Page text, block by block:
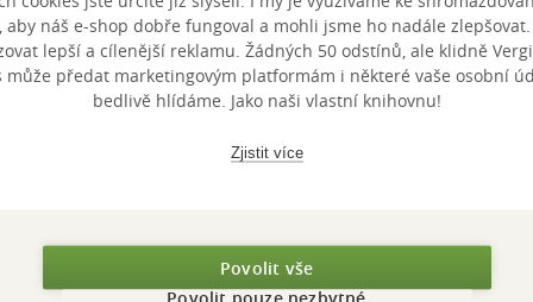
Hřiště pro
štěňátka - Friends
Nedostupné
Adventní kalendář
- Friends (42637)
LEGO
5
hvězdiček
Hračka
Nedostupné
aby náš e-shop dobře fungoval a mohli jsme ho nadále zlepšovat.
lepší a cílenější reklamu. Žádných 50 odstínů, ale klidně
může předat marketingovým platformám i některé vaše osobní
bedlivě hlídáme. Jako naši vlastní knihovnu!
Zjistit více
Povolit vše
Povolit pouze nezbytné